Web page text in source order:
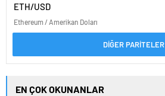
ETH/USD
Ethereum / Amerikan Doları
DİĞER PARİTELER
EN ÇOK OKUNANLAR